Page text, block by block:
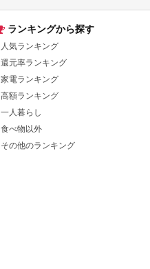
ランキングから探す
人気ランキング
還元率ランキング
家電ランキング
高額ランキング
一人暮らし
食べ物以外
その他のランキング